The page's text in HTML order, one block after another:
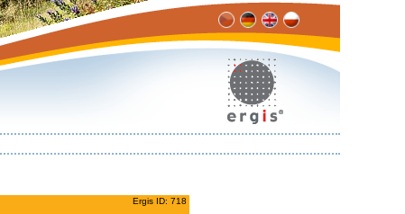
Ergis ID: 718